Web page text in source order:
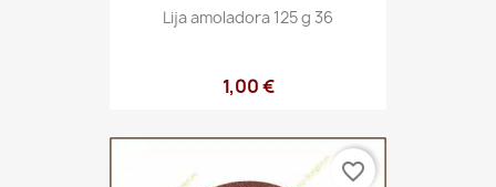
Lija amoladora 125 g 36
1,00 €
favorite_border